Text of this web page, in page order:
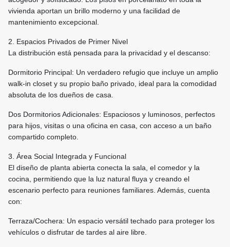
vivienda aportan un brillo moderno y una facilidad de
mantenimiento excepcional.
2. Espacios Privados de Primer Nivel
La distribución está pensada para la privacidad y el descanso:
Dormitorio Principal: Un verdadero refugio que incluye un amplio
walk-in closet y su propio baño privado, ideal para la comodidad
absoluta de los dueños de casa.
Dos Dormitorios Adicionales: Espaciosos y luminosos, perfectos
para hijos, visitas o una oficina en casa, con acceso a un baño
compartido completo.
3. Área Social Integrada y Funcional
El diseño de planta abierta conecta la sala, el comedor y la
cocina, permitiendo que la luz natural fluya y creando el
escenario perfecto para reuniones familiares. Además, cuenta
con:
Terraza/Cochera: Un espacio versátil techado para proteger los
vehículos o disfrutar de tardes al aire libre.